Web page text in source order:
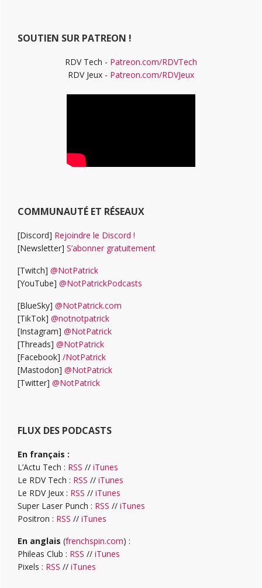
SOUTIEN SUR PATREON !
RDV Tech - Patreon.com/RDVTech
RDV Jeux - Patreon.com/RDVJeux
COMMUNAUTÉ ET RÉSEAUX
[Discord] Rejoindre le Discord !
[Newsletter] S’abonner gratuitement
[Twitch] @NotPatrick
[YouTube] @NotPatrickPodcasts
[BlueSky] @NotPatrick.com
[TikTok] @notnotpatrick
[Instagram] @NotPatrick
[Threads] @NotPatrick
[Facebook] /NotPatrick
[Mastodon] @NotPatrick
[Twitter] @NotPatrick
FLUX DES PODCASTS
En français :
L’Actu Tech : RSS // iTunes
Le RDV Tech : RSS // iTunes
Le RDV Jeux : RSS // iTunes
Super Laser Punch : RSS // iTunes
Positron : RSS // iTunes
En anglais (frenchspin.com) :
Phileas Club : RSS // iTunes
Pixels : RSS // iTunes